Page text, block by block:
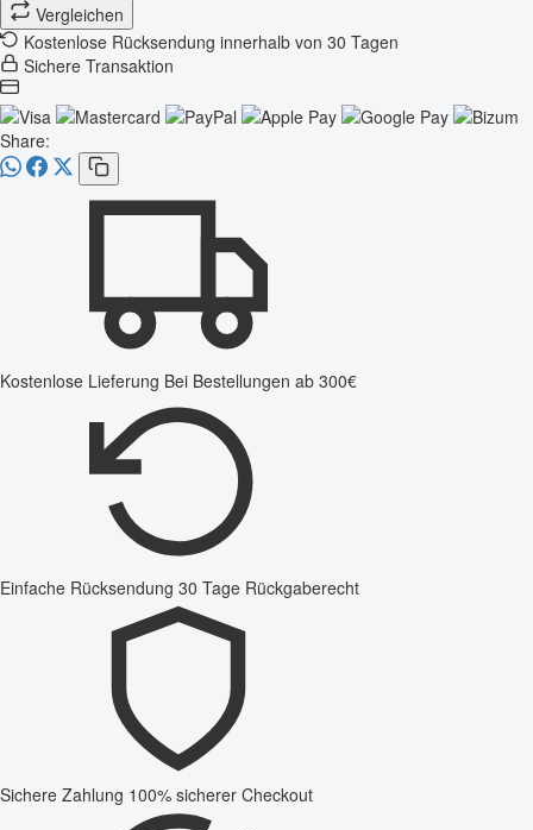
Vergleichen
Kostenlose Rücksendung innerhalb von 30 Tagen
Sichere Transaktion
Share:
Kostenlose Lieferung Bei Bestellungen ab 300€
Einfache Rücksendung 30 Tage Rückgaberecht
Sichere Zahlung 100% sicherer Checkout